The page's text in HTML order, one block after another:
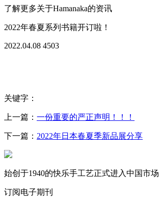
了解更多关于Hamanaka的资讯
2022年春夏系列书籍开订啦！
2022.04.08 4503
关键字：
上一篇： 一份重要的严正声明！！！
下一篇： 2022年日本春夏季新品展分享
始创于1940的快乐手工艺正式进入中国市场
订阅电子期刊